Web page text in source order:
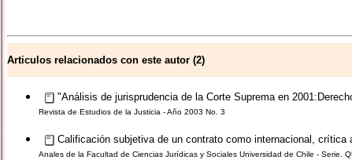
Articulos relacionados con este autor (2)
"Análisis de jurisprudencia de la Corte Suprema en
Revista de Estudios de la Justicia - Año 2003 No. 3
Calificación subjetiva de un contrato como internacional, crítica
Anales de la Facultad de Ciencias Jurídicas y Sociales Universidad de Chile - Serie.